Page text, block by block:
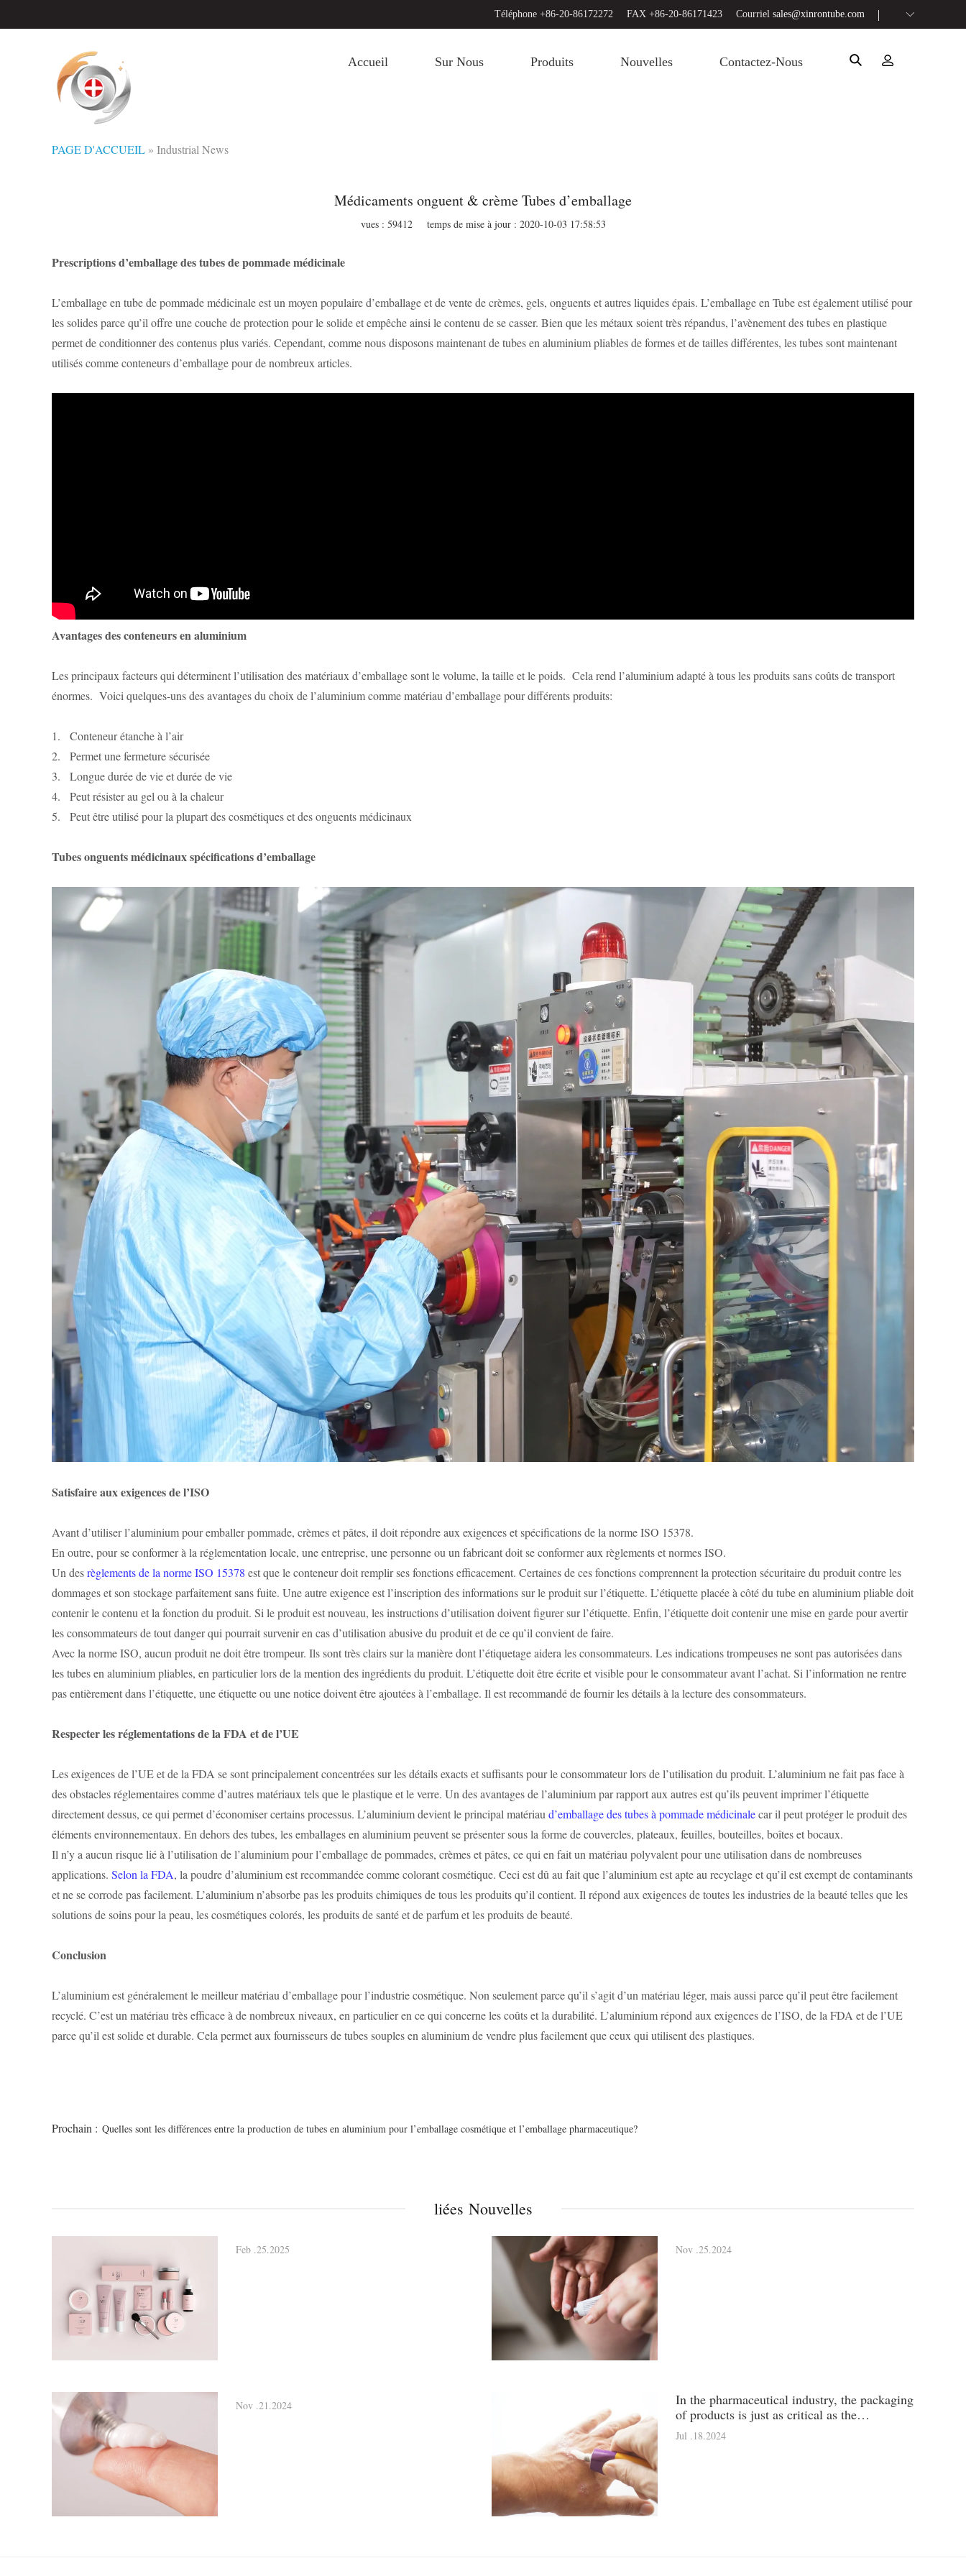
Téléphone +86-20-86172272 FAX +86-20-86171423 Courriel sales@xinrontube.com
Accueil Sur Nous Produits Nouvelles Contactez-Nous
PAGE D'ACCUEIL » Industrial News
Médicaments onguent & crème Tubes d’emballage
vues : 59412 temps de mise à jour : 2020-10-03 17:58:53
Prescriptions d’emballage des tubes de pommade médicinale
L’emballage en tube de pommade médicinale est un moyen populaire d’emballage et de vente de crèmes, gels, onguents et autres liquides épais. L’emballage en Tube est également utilisé pour
les solides parce qu’il offre une couche de protection pour le solide et empêche ainsi le contenu de se casser. Bien que les métaux soient très répandus, l’avènement des tubes en plastique
permet de conditionner des contenus plus variés. Cependant, comme nous disposons maintenant de tubes en aluminium pliables de formes et de tailles différentes, les tubes sont maintenant
utilisés comme conteneurs d’emballage pour de nombreux articles.
Avantages des conteneurs en aluminium
Les principaux facteurs qui déterminent l’utilisation des matériaux d’emballage sont le volume, la taille et le poids. Cela rend l’aluminium adapté à tous les produits sans coûts de transport
énormes. Voici quelques-uns des avantages du choix de l’aluminium comme matériau d’emballage pour différents produits:
1. Conteneur étanche à l’air
2. Permet une fermeture sécurisée
3. Longue durée de vie et durée de vie
4. Peut résister au gel ou à la chaleur
5. Peut être utilisé pour la plupart des cosmétiques et des onguents médicinaux
Tubes onguents médicinaux spécifications d’emballage
Satisfaire aux exigences de l’ISO
Avant d’utiliser l’aluminium pour emballer pommade, crèmes et pâtes, il doit répondre aux exigences et spécifications de la norme ISO 15378.
En outre, pour se conformer à la réglementation locale, une entreprise, une personne ou un fabricant doit se conformer aux règlements et normes ISO.
Un desrèglements de la norme ISO 15378 est que le conteneur doit remplir ses fonctions efficacement. Certaines de ces fonctions comprennent la protection sécuritaire du produit contre les
dommages et son stockage parfaitement sans fuite. Une autre exigence est l’inscription des informations sur le produit sur l’étiquette. L’étiquette placée à côté du tube en aluminium pliable doit
contenir le contenu et la fonction du produit. Si le produit est nouveau, les instructions d’utilisation doivent figurer sur l’étiquette. Enfin, l’étiquette doit contenir une mise en garde pour avertir
les consommateurs de tout danger qui pourrait survenir en cas d’utilisation abusive du produit et de ce qu’il convient de faire.
Avec la norme ISO, aucun produit ne doit être trompeur. Ils sont très clairs sur la manière dont l’étiquetage aidera les consommateurs. Les indications trompeuses ne sont pas autorisées dans
les tubes en aluminium pliables, en particulier lors de la mention des ingrédients du produit. L’étiquette doit être écrite et visible pour le consommateur avant l’achat. Si l’information ne rentre
pas entièrement dans l’étiquette, une étiquette ou une notice doivent être ajoutées à l’emballage. Il est recommandé de fournir les détails à la lecture des consommateurs.
Respecter les réglementations de la FDA et de l’UE
Les exigences de l’UE et de la FDA se sont principalement concentrées sur les détails exacts et suffisants pour le consommateur lors de l’utilisation du produit. L’aluminium ne fait pas face à
des obstacles réglementaires comme d’autres matériaux tels que le plastique et le verre. Un des avantages de l’aluminium par rapport aux autres est qu’ils peuvent imprimer l’étiquette
directement dessus, ce qui permet d’économiser certains processus. L’aluminium devient le principal matériau d’emballage des tubes à pommade médicinalecar il peut protéger le produit des
éléments environnementaux. En dehors des tubes, les emballages en aluminium peuvent se présenter sous la forme de couvercles, plateaux, feuilles, bouteilles, boîtes et bocaux.
Il n’y a aucun risque lié à l’utilisation de l’aluminium pour l’emballage de pommades, crèmes et pâtes, ce qui en fait un matériau polyvalent pour une utilisation dans de nombreuses
applications. Selon la FDA, la poudre d’aluminium est recommandée comme colorant cosmétique. Ceci est dû au fait que l’aluminium est apte au recyclage et qu’il est exempt de contaminants
et ne se corrode pas facilement. L’aluminium n’absorbe pas les produits chimiques de tous les produits qu’il contient. Il répond aux exigences de toutes les industries de la beauté telles que les
solutions de soins pour la peau, les cosmétiques colorés, les produits de santé et de parfum et les produits de beauté.
Conclusion
L’aluminium est généralement le meilleur matériau d’emballage pour l’industrie cosmétique. Non seulement parce qu’il s’agit d’un matériau léger, mais aussi parce qu’il peut être facilement
recyclé. C’est un matériau très efficace à de nombreux niveaux, en particulier en ce qui concerne les coûts et la durabilité. L’aluminium répond aux exigences de l’ISO, de la FDA et de l’UE
parce qu’il est solide et durable. Cela permet aux fournisseurs de tubes souples en aluminium de vendre plus facilement que ceux qui utilisent des plastiques.
Prochain : Quelles sont les différences entre la production de tubes en aluminium pour l’emballage cosmétique et l’emballage pharmaceutique?
liées Nouvelles
Feb .25.2025 Nov .25.2024
Nov .21.2024
In the pharmaceutical industry, the packaging
of products is just as critical as the
formulation itself. Aluminum ointment tubes
have emerged as the p
Jul .18.2024